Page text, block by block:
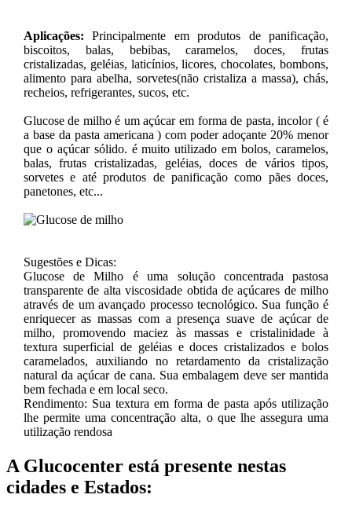
Aplicações: Principalmente em produtos de panificação,
biscoitos, balas, bebibas, caramelos, doces, frutas
cristalizadas, geléias, laticínios, licores, chocolates, bombons,
alimento para abelha, sorvetes(não cristaliza a massa), chás,
recheios, refrigerantes, sucos, etc.
Glucose de milho é um açúcar em forma de pasta, incolor ( é
a base da pasta americana ) com poder adoçante 20% menor
que o açúcar sólido. é muito utilizado em bolos, caramelos,
balas, frutas cristalizadas, geléias, doces de vários tipos,
sorvetes e até produtos de panificação como pães doces,
panetones, etc...
Sugestões e Dicas:
Glucose de Milho é uma solução concentrada pastosa
transparente de alta viscosidade obtida de açúcares de milho
através de um avançado processo tecnológico. Sua função é
enriquecer as massas com a presença suave de açúcar de
milho, promovendo maciez às massas e cristalinidade à
textura superficial de geléias e doces cristalizados e bolos
caramelados, auxiliando no retardamento da cristalização
natural da açúcar de cana. Sua embalagem deve ser mantida
bem fechada e em local seco.
Rendimento: Sua textura em forma de pasta após utilização
lhe permite uma concentração alta, o que lhe assegura uma
utilização rendosa
A Glucocenter está presente nestas
cidades e Estados: